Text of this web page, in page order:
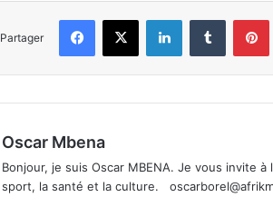
Partager
Facebook
X LinkedinTumblr
Oscar Mbena
Bonjour, je suis Oscar MBENA. Je vous invite
sport, la santé et la culture.